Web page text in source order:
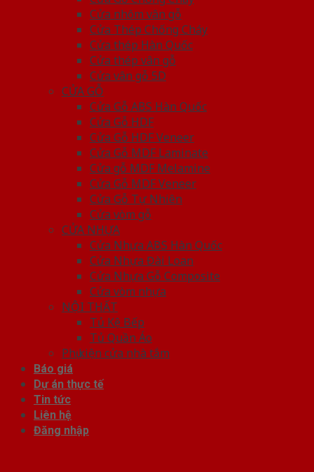
Cửa nhôm vân gỗ
Cửa Thép Chống Cháy
Cửa thép Hàn Quốc
Cửa thép vân gỗ
Cửa vân gỗ 5D
CỬA GỖ
Cửa Gỗ ABS Hàn Quốc
Cửa Gỗ HDF
Cửa Gỗ HDF Veneer
Cửa Gỗ MDF Laminate
Cửa gỗ MDF Melamine
Cửa Gỗ MDF Veneer
Cửa Gỗ Tự Nhiên
Cửa vòm gỗ
CỬA NHỰA
Cửa Nhựa ABS Hàn Quốc
Cửa Nhựa Đài Loan
Cửa Nhựa Gỗ Composite
Cửa vòm nhựa
NỘI THẤT
Tủ Kệ Bếp
Tủ Quần Áo
Phụ kiện cửa nhà tắm
Báo giá
Dự án thực tế
Tin tức
Liên hệ
Đăng nhập